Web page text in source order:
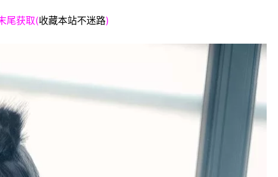
尾获取(收藏本站不迷路)